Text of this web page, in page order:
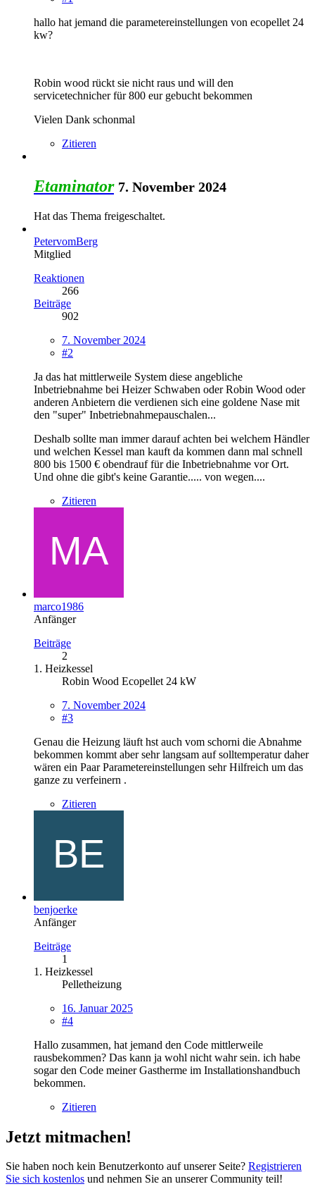
hallo hat jemand die parametereinstellungen von ecopellet 24
kw?
Robin wood rückt sie nicht raus und will den
servicetechnicher für 800 eur gebucht bekommen
Vielen Dank schonmal
Zitieren
Etaminator 7. November 2024
Hat das Thema freigeschaltet.
PetervomBerg
Mitglied
Reaktionen
266
Beiträge
902
7. November 2024
#2
Ja das hat mittlerweile System diese angebliche
Inbetriebnahme bei Heizer Schwaben oder Robin Wood oder
anderen Anbietern die verdienen sich eine goldene Nase mit
den "super" Inbetriebnahmepauschalen...
Deshalb sollte man immer darauf achten bei welchem Händler
und welchen Kessel man kauft da kommen dann mal schnell
800 bis 1500 € obendrauf für die Inbetriebnahme vor Ort.
Und ohne die gibt's keine Garantie..... von wegen....
Zitieren
marco1986
Anfänger
Beiträge
2
1. Heizkessel
Robin Wood Ecopellet 24 kW
7. November 2024
#3
Genau die Heizung läuft hst auch vom schorni die Abnahme
bekommen kommt aber sehr langsam auf solltemperatur daher
wären ein Paar Parametereinstellungen sehr Hilfreich um das
ganze zu verfeinern .
Zitieren
benjoerke
Anfänger
Beiträge
1
1. Heizkessel
Pelletheizung
16. Januar 2025
#4
Hallo zusammen, hat jemand den Code mittlerweile
rausbekommen? Das kann ja wohl nicht wahr sein. ich habe
sogar den Code meiner Gastherme im Installationshandbuch
bekommen.
Zitieren
Jetzt mitmachen!
Sie haben noch kein Benutzerkonto auf unserer Seite? Registrieren
Sie sich kostenlos und nehmen Sie an unserer Community teil!